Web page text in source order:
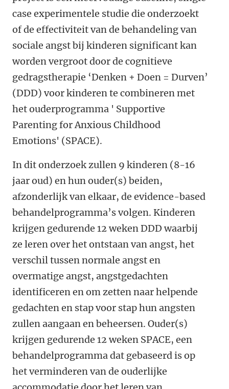
case experimentele studie die onderzoekt
of de effectiviteit van de behandeling van
sociale angst bij kinderen significant kan
worden vergroot door de cognitieve
gedragstherapie ‘Denken + Doen = Durven’
(DDD) voor kinderen te combineren met
het ouderprogramma ' Supportive
Parenting for Anxious Childhood
Emotions' (SPACE).
In dit onderzoek zullen 9 kinderen (8-16
jaar oud) en hun ouder(s) beiden,
afzonderlijk van elkaar, de evidence-based
behandelprogramma’s volgen. Kinderen
krijgen gedurende 12 weken DDD waarbij
ze leren over het ontstaan van angst, het
verschil tussen normale angst en
overmatige angst, angstgedachten
identificeren en om zetten naar helpende
gedachten en stap voor stap hun angsten
zullen aangaan en beheersen. Ouder(s)
krijgen gedurende 12 weken SPACE, een
behandelprogramma dat gebaseerd is op
het verminderen van de ouderlijke